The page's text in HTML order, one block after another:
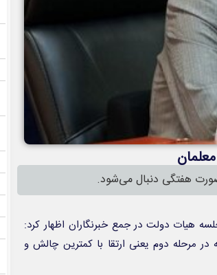
هفتگی دنبال می‌شود.
هیات دولت در جمع خبرنگاران اظهار کرد:
مرحله دوم یعنی ارتقا با کمترین چالش و